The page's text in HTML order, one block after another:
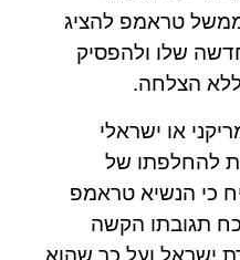
טראמפ להציג
שלו ולהפסיק
הצלחה.
או ישראלי
להחלפתו של
כי הנשיא טראמפ
תגובתו הקשה
ישראל ועל כך שהוא